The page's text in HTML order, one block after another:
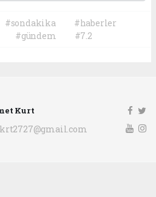
#sondakika
#haberler
#gündem #7.2
Kurt